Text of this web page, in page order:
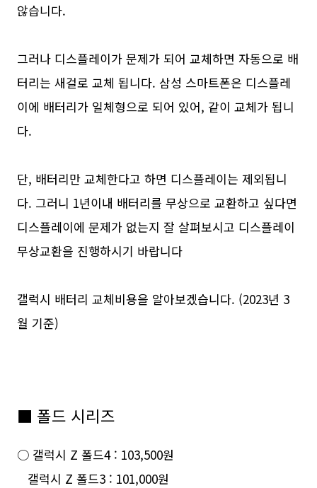
않습니다.
그러나 디스플레이가 문제가 되어 교체하면 자동으로 배
터리는 새걸로 교체 됩니다. 삼성 스마트폰은 디스플레
이에 배터리가 일체형으로 되어 있어, 같이 교체가 됩니
다.
단, 배터리만 교체한다고 하면 디스플레이는 제외됩니
다. 그러니 1년이내 배터리를 무상으로 교환하고 싶다면
디스플레이에 문제가 없는지 잘 살펴보시고 디스플레이
무상교환을 진행하시기 바랍니다
갤럭시 배터리 교체비용을 알아보겠습니다. (2023년 3
월 기준)
■ 폴드 시리즈
○ 갤럭시 Z 폴드4 : 103,500원
갤럭시 Z 폴드3 : 101,000원